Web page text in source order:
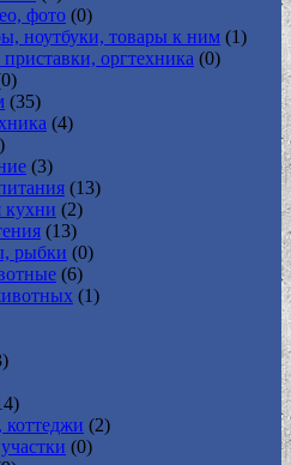
фото (0)
ноутбуки, товары к ним (1)
оргтехника (0)
(35)
(4)
(3)
(13)
кухни (2)
(13)
рыбки (0)
(6)
(1)
коттеджи (2)
(0)